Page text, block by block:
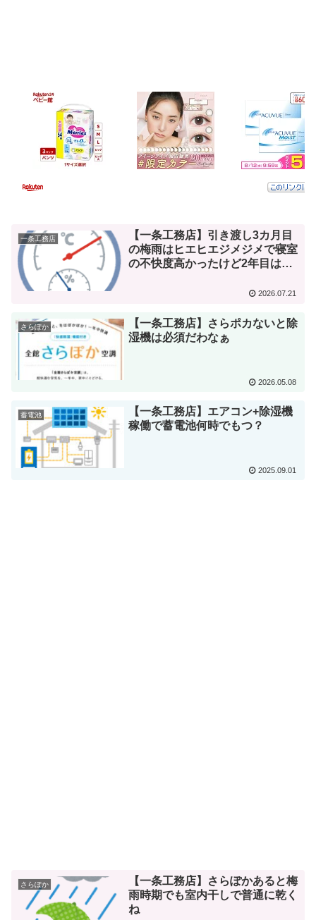
一条工務店
【一条工務店】引き渡し3カ月目
の梅雨はヒエヒエジメジメで寝室
の不快度高かったけど2年目は…
2026.07.21
さらぽか
【一条工務店】さらポカないと除
湿機は必須だわなぁ
2026.05.08
蓄電池
【一条工務店】エアコン+除湿機
稼働で蓄電池何時でもつ？
2025.09.01
さらぽか
【一条工務店】さらぽかあると梅
雨時期でも室内干しで普通に乾く
ね